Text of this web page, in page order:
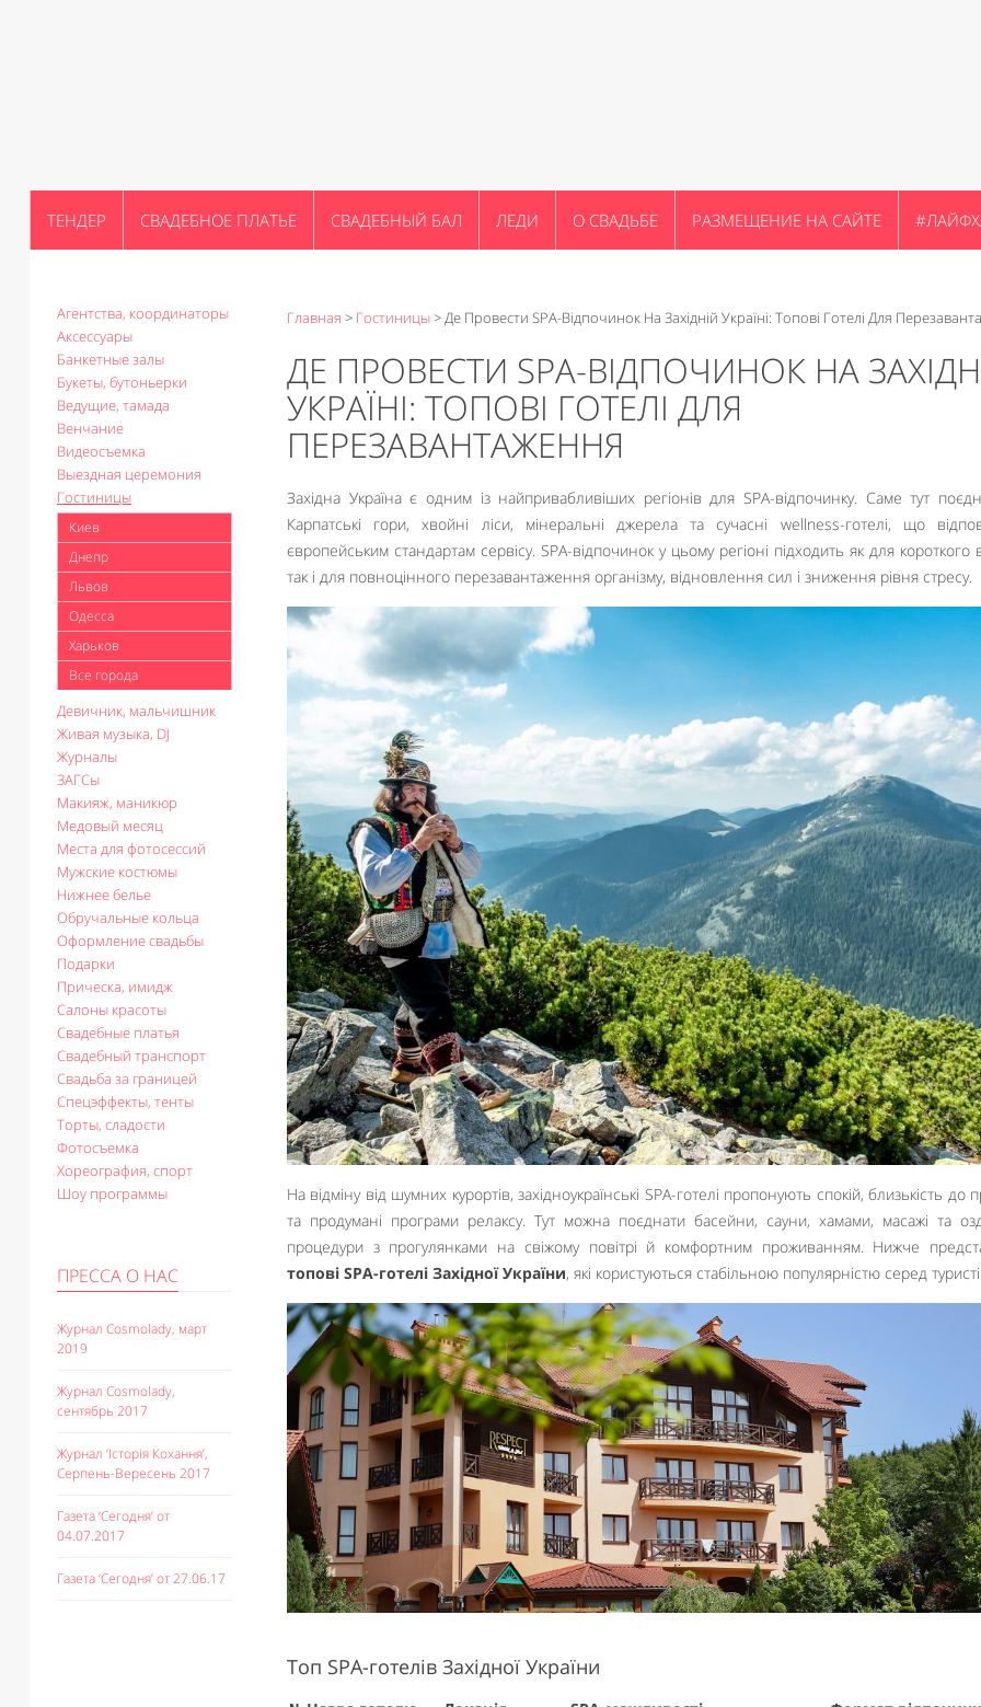
ТЕНДЕР СВАДЕБНОЕ ПЛАТЬЕ СВАДЕБНЫЙ БАЛ ЛЕДИ О СВАДЬБЕ РАЗМЕЩЕНИЕ НА САЙТЕ
Агентства, координаторы
Аксессуары
Банкетные залы
Букеты, бутоньерки
Ведущие, тамада
Венчание
Видеосъемка
Выездная церемония
Гостиницы
Киев
Днепр
Львов
Одесса
Харьков
Все города
Девичник, мальчишник
Живая музыка, DJ
Журналы
ЗАГСы
Макияж, маникюр
Медовый месяц
Места для фотосессий
Мужские костюмы
Нижнее белье
Обручальные кольца
Оформление свадьбы
Подарки
Прическа, имидж
Салоны красоты
Свадебные платья
Свадебный транспорт
Свадьба за границей
Спецэффекты, тенты
Торты, сладости
Фотосъемка
Хореография, спорт
Шоу программы
ПРЕССА О НАС
Журнал Cosmolady, март
2019
Журнал Cosmolady,
сентябрь 2017
Журнал ‘Історія Кохання’,
Серпень-Вересень 2017
Газета ‘Сегодня’ от
04.07.2017
Газета ‘Сегодня’ от 27.06.17
Главная > Гостиницы>Де Провести SPA-Відпочинок На Західній Україні: Топові Готелі Для
ДЕ ПРОВЕСТИ SPA-ВІДПОЧИНОК НА
УКРАЇНІ: ТОПОВІ ГОТЕЛІ ДЛЯ
ПЕРЕЗАВАНТАЖЕННЯ
Західна Україна є одним із найпривабливіших регіонів для SPA-відпочинку. Саме тут
Карпатські гори, хвойні ліси, мінеральні джерела та сучасні wellness-готелі, що
європейським стандартам сервісу. SPA-відпочинок у цьому регіоні підходить як для короткого
так і для повноцінного перезавантаження організму, відновлення сил і зниження рівня стресу.
На відміну від шумних курортів, західноукраїнські SPA-готелі пропонують спокій, близькість до
та продумані програми релаксу. Тут можна поєднати басейни, сауни, хамами, масажі та
процедури з прогулянками на свіжому повітрі й комфортним проживанням. Нижче
топові SPA-готелі Західної України, які користуються стабільною популярністю серед
Топ SPA-готелів Західної України